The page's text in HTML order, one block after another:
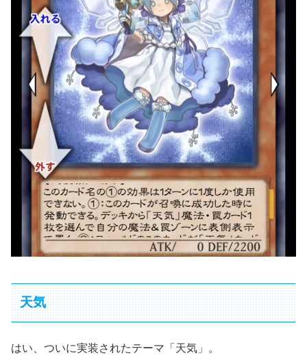
天気
はい、ついに実装されたテーマ「天気」。